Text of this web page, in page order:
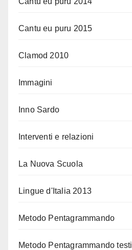
Cantu eu puru 2015
Clamod 2010
Immagini
Inno Sardo
Interventi e relazioni
La Nuova Scuola
Lingue d'Italia 2013
Metodo Pentagrammando
Metodo Pentagrammando testi